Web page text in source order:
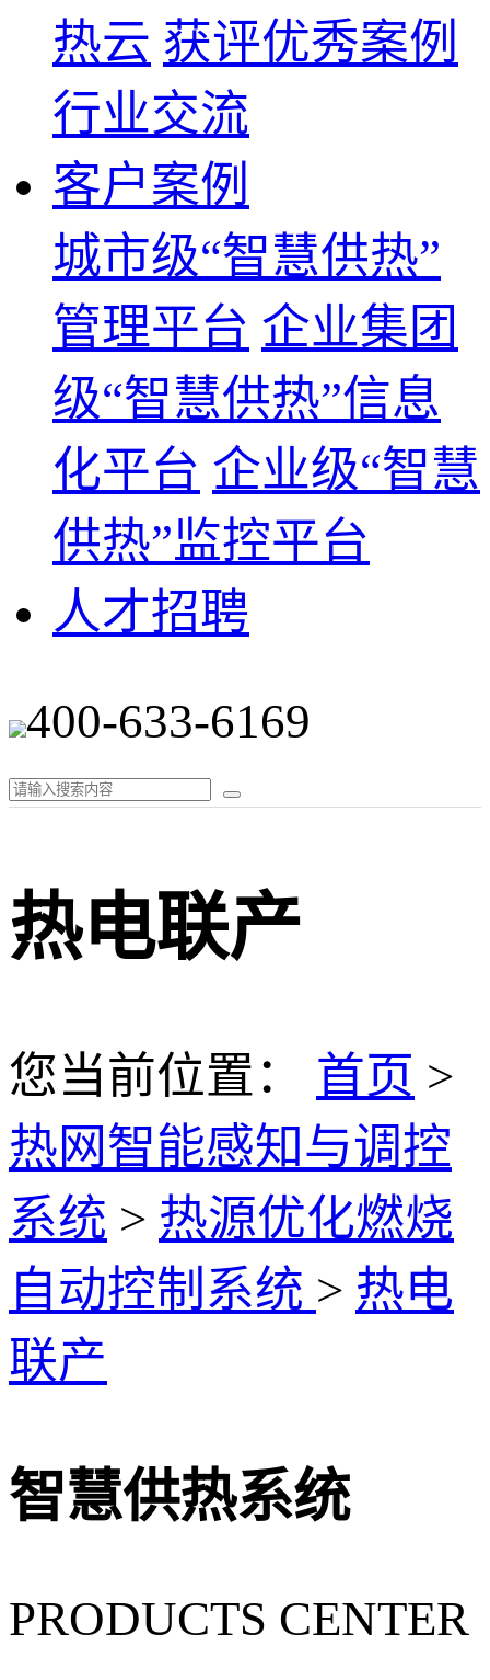
热云 获评优秀案例
行业交流
客户案例
城市级“智慧供热”
管理平台 企业集团
级“智慧供热”信息
化平台 企业级“智慧
供热”监控平台
人才招聘
400-633-6169
热电联产
您当前位置： 首页 >
热网智能感知与调控
系统 > 热源优化燃烧
自动控制系统 > 热电
联产
智慧供热系统
PRODUCTS CENTER